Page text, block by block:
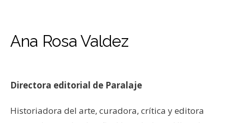
Ana Rosa Valdez
Directora editorial de Paralaje
Historiadora del arte, curadora, crítica y editora